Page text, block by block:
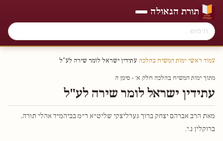
תורת הגאולה
עמוד ראשי›ימות המשיח בהלכה›עתידין ישראל לומר שירה לע"ל
מתוך ימות המשיח בהלכה חלק א׳ - סימן ה
עתידין ישראל לומר שירה לע"ל
מאת הרב אברהם יצחק ברוך גערליצקי שליט״א ר״מ בביהמ״ד אהלי תורה,
ברוקלין נ.י.